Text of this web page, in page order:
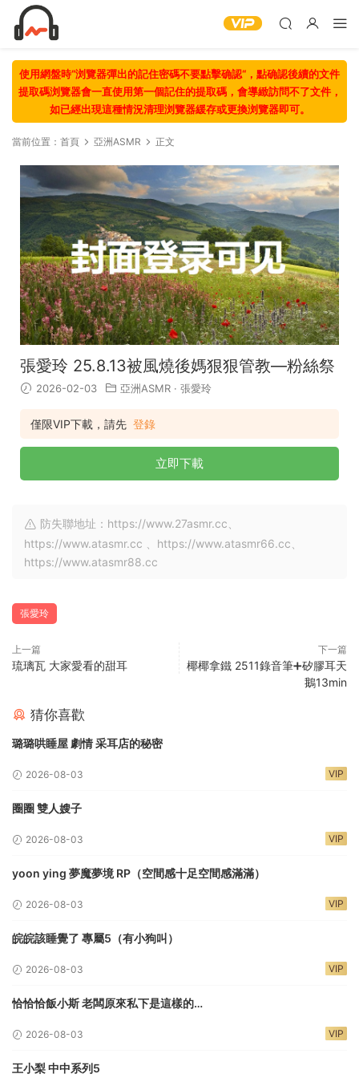
使用網盤時“浏覽器彈出的記住密碼不要點擊确認“，點确認後續的文件
提取碼浏覽器會一直使用第一個記住的提取碼，會導緻訪問不了文件，
如已經出現這種情況清理浏覽器緩存或更換浏覽器即可。
當前位置： 首頁 亞洲ASMR 正文
張愛玲 25.8.13被風燒後媽狠狠管教—粉絲祭
2026-02-03 亞洲ASMR · 張愛玲
僅限VIP下載，請先 登錄
立即下載
防失聯地址：https://www.27asmr.cc、
https://www.atasmr.cc 、https://www.atasmr66.cc、
https://www.atasmr88.cc
張愛玲
上一篇
琉璃瓦 大家愛看的甜耳
下一篇
椰椰拿鐵 2511錄音筆➕矽膠耳天
鵝13min
猜你喜歡
璐璐哄睡屋 劇情 采耳店的秘密
2026-08-03 VIP
圈圈 雙人嫂子
2026-08-03 VIP
yoon ying 夢魔夢境 RP（空間感十足空間感滿滿）
2026-08-03 VIP
皖皖該睡覺了 專屬5（有小狗叫）
2026-08-03 VIP
恰恰恰飯小斯 老闆原來私下是這樣的…
2026-08-03 VIP
王小梨 中中系列5